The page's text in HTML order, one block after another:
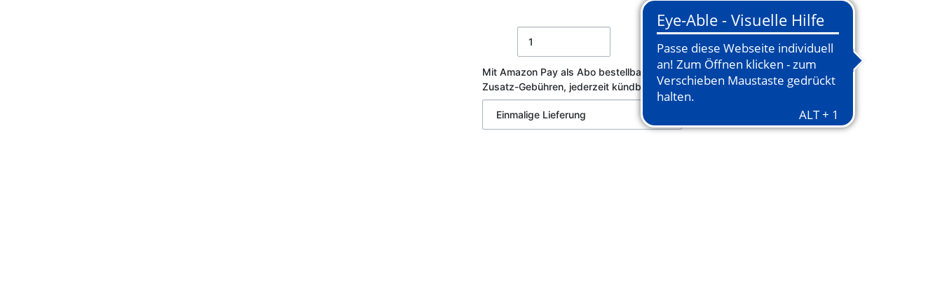
In den Warenkorb
Mit Amazon Pay als Abo bestellbar!
Keine
Zusatz-Gebühren, jederzeit kündbar.